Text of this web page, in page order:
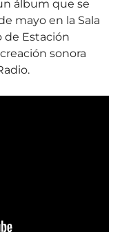
álbum que se
mayo en la Sala
de Estación
sonora